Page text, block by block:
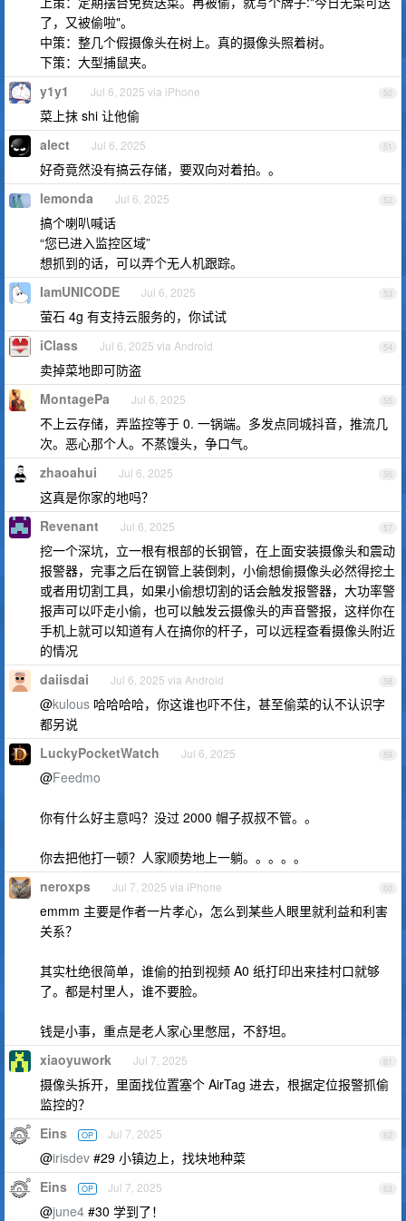
了，又被偷啦"。
中策：整几个假摄像头在树上。真的摄像头照着树。
下策：大型捕鼠夹。
50
y1y1 Jul 6, 2025 via iPhone
菜上抹 shi 让他偷
51
alect Jul 6, 2025
好奇竟然没有搞云存储，要双向对着拍。。
52
lemonda Jul 6, 2025
搞个喇叭喊话
“您已进入监控区域”
想抓到的话，可以弄个无人机跟踪。
53
IamUNICODE Jul 6, 2025
萤石 4g 有支持云服务的，你试试
54
iClass Jul 6, 2025 via Android
卖掉菜地即可防盗
55
MontagePa Jul 6, 2025
不上云存储，弄监控等于 0. 一锅端。多发点同城抖音，推流几
次。恶心那个人。不蒸馒头，争口气。
56
zhaoahui Jul 6, 2025
这真是你家的地吗？
57
Revenant Jul 6, 2025
挖一个深坑，立一根有根部的长钢管，在上面安装摄像头和震动
报警器，完事之后在钢管上装倒刺，小偷想偷摄像头必然得挖土
或者用切割工具，如果小偷想切割的话会触发报警器，大功率警
报声可以吓走小偷，也可以触发云摄像头的声音警报，这样你在
手机上就可以知道有人在搞你的杆子，可以远程查看摄像头附近
的情况
58
daiisdai Jul 6, 2025 via Android
@kulous 哈哈哈哈，你这谁也吓不住，甚至偷菜的认不认识字
都另说
59
LuckyPocketWatch Jul 6, 2025
@Feedmo
你有什么好主意吗？没过 2000 帽子叔叔不管。。
你去把他打一顿？人家顺势地上一躺。。。。。
60
neroxps Jul 7, 2025 via iPhone
emmm 主要是作者一片孝心，怎么到某些人眼里就利益和利害
关系？
其实杜绝很简单，谁偷的拍到视频 A0 纸打印出来挂村口就够
了。都是村里人，谁不要脸。
钱是小事，重点是老人家心里憋屈，不舒坦。
61
xiaoyuwork Jul 7, 2025
摄像头拆开，里面找位置塞个 AirTag 进去，根据定位报警抓偷
监控的？
62
Eins OP Jul 7, 2025
@irisdev #29 小镇边上，找块地种菜
63
Eins OP Jul 7, 2025
@june4 #30 学到了！